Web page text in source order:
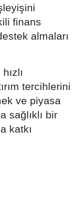
finans
almaları
tercihlerini
ve piyasa
sağlıklı bir
katkı